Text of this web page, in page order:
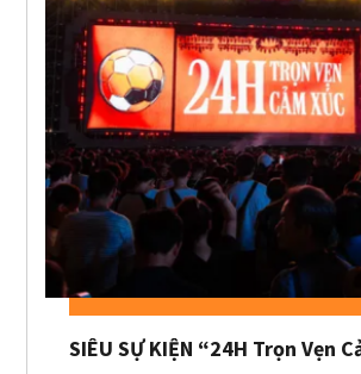
SIÊU SỰ KIỆN “24H Trọn Vẹn